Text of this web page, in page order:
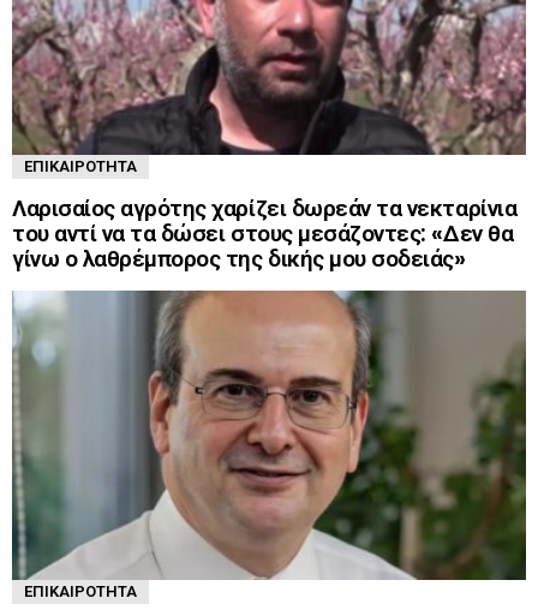
ΕΠΙΚΑΙΡΌΤΗΤΑ
Λαρισαίος αγρότης χαρίζει δωρεάν τα νεκταρίνια
του αντί να τα δώσει στους μεσάζοντες: «Δεν θα
γίνω ο λαθρέμπορος της δικής μου σοδειάς»
ΕΠΙΚΑΙΡΌΤΗΤΑ